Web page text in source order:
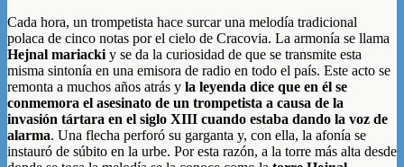
Cada hora, un trompetista hace surcar una melodía tradicional
polaca de cinco notas por el cielo de Cracovia. La armonía se llama
Hejnal mariacki y se da la curiosidad de que se transmite esta
misma sintonía en una emisora de radio en todo el país. Este acto se
remonta a muchos años atrás y la leyenda dice que en él se
conmemora el asesinato de un trompetista a causa de la
invasión tártara en el siglo XIII cuando estaba dando la voz de
alarma. Una flecha perforó su garganta y, con ella, la afonía se
instauró de súbito en la urbe. Por esta razón, a la torre más alta desde